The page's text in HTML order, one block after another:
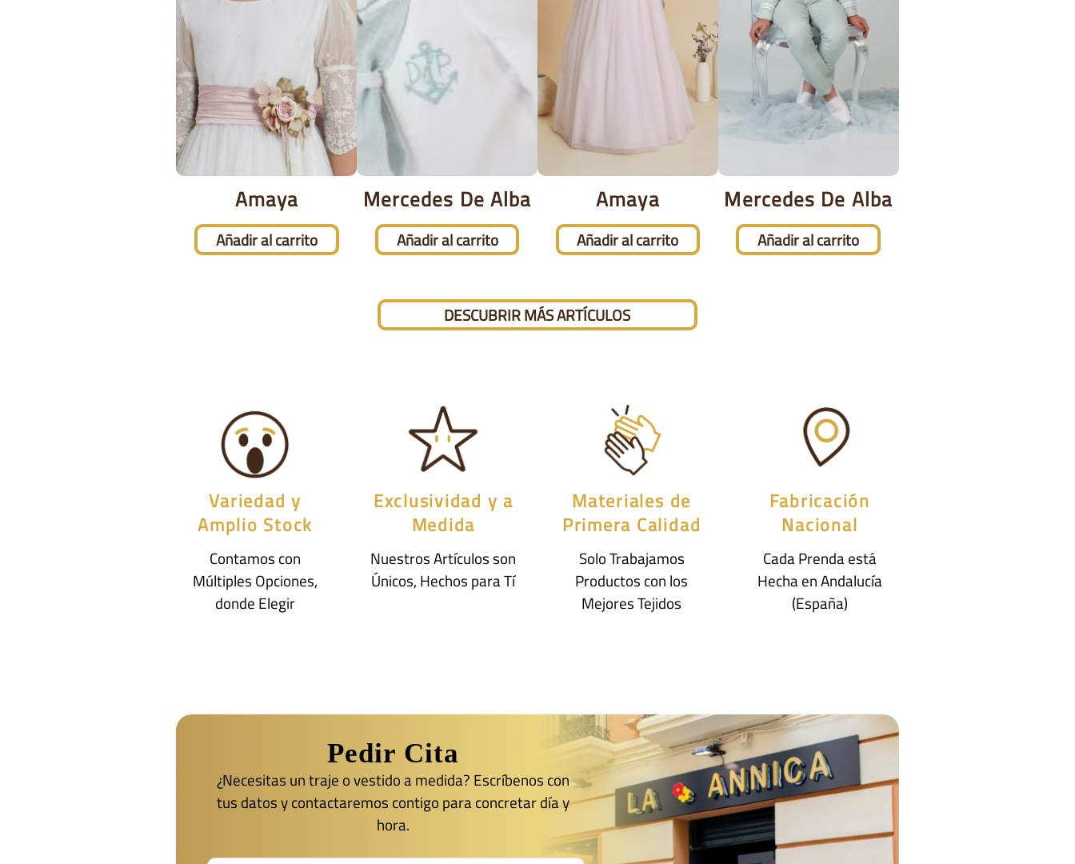
Amaya
Añadir al carrito
Mercedes De Alba
Añadir al carrito
Amaya
Añadir al carrito
Mercedes De Alba
Añadir al carrito
DESCUBRIR MÁS ARTÍCULOS
Variedad y
Amplio Stock
Contamos con
Múltiples Opciones,
donde Elegir
Exclusividad y a
Medida
Nuestros Artículos son
Únicos, Hechos para Tí
Materiales de
Primera Calidad
Solo Trabajamos
Productos con los
Mejores Tejidos
Fabricación
Nacional
Cada Prenda está
Hecha en Andalucía
(España)
Pedir Cita
¿Necesitas un traje o vestido a medida? Escríbenos con
tus datos y contactaremos contigo para concretar día y
hora.